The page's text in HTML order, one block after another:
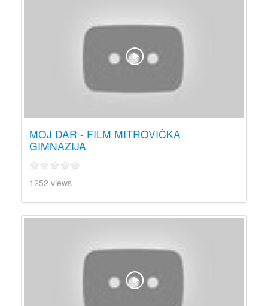
MOJ DAR - FILM MITROVIČKA
GIMNAZIJA
1252 views